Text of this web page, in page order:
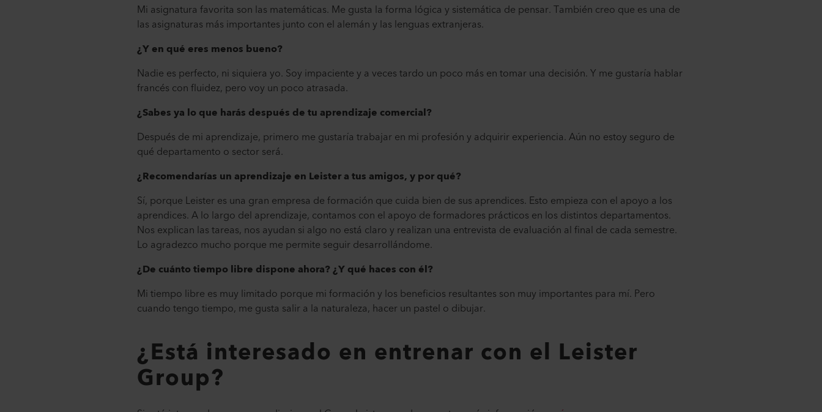
Mi asignatura favorita son las matemáticas. Me gusta la forma lógica y sistemática de pensar. También creo que es una de
las asignaturas más importantes junto con el alemán y las lenguas extranjeras.
¿Y en qué eres menos bueno?
Nadie es perfecto, ni siquiera yo. Soy impaciente y a veces tardo un poco más en tomar una decisión. Y me gustaría hablar
francés con fluidez, pero voy un poco atrasada.
¿Sabes ya lo que harás después de tu aprendizaje comercial?
Después de mi aprendizaje, primero me gustaría trabajar en mi profesión y adquirir experiencia. Aún no estoy seguro de
qué departamento o sector será.
¿Recomendarías un aprendizaje en Leister a tus amigos, y por qué?
Sí, porque Leister es una gran empresa de formación que cuida bien de sus aprendices. Esto empieza con el apoyo a los
aprendices. A lo largo del aprendizaje, contamos con el apoyo de formadores prácticos en los distintos departamentos.
Nos explican las tareas, nos ayudan si algo no está claro y realizan una entrevista de evaluación al final de cada semestre.
Lo agradezco mucho porque me permite seguir desarrollándome.
¿De cuánto tiempo libre dispone ahora? ¿Y qué haces con él?
Mi tiempo libre es muy limitado porque mi formación y los beneficios resultantes son muy importantes para mí. Pero
cuando tengo tiempo, me gusta salir a la naturaleza, hacer un pastel o dibujar.
¿Está interesado en entrenar con el Leister
Group?